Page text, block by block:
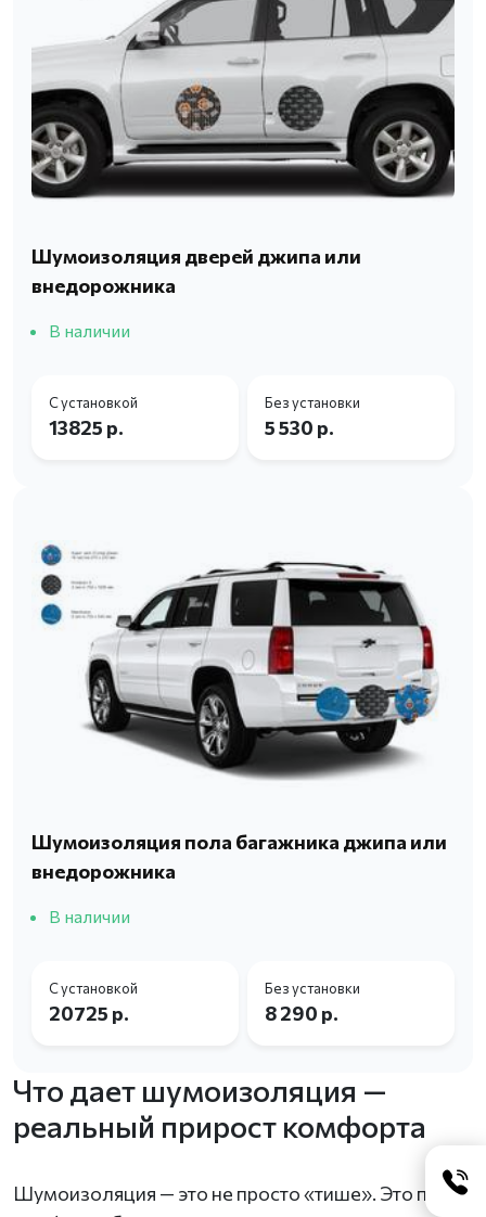
Шумоизоляция дверей джипа или
внедорожника
В наличии
С установкой
13825 р.
Без установки
5 530 р.
Шумоизоляция пола багажника джипа или
внедорожника
В наличии
С установкой
20725 р.
Без установки
8 290 р.
Что дает шумоизоляция —
реальный прирост комфорта
Шумоизоляция — это не просто «тише». Это про